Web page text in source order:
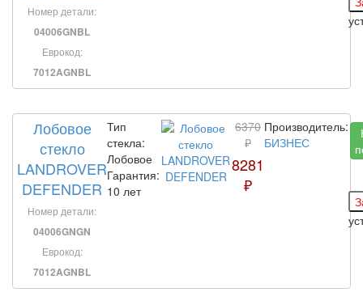
Номер детали:
04006GNBL
Еврокод:
7012AGNBL
Лобовое
стекло
LANDROVER
DEFENDER
Номер детали:
04006GNGN
Еврокод:
7012AGNBL
Тип
стекла:
Лобовое
Гарантия:
10 лет
6370
₽
8281
₽
Производитель:
БИЗНЕС